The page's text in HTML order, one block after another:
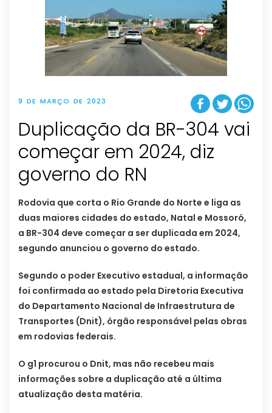
9 DE MARÇO DE 2023
Duplicação da BR-304 vai
começar em 2024, diz
governo do RN
Rodovia que corta o Rio Grande do Norte e liga as
duas maiores cidades do estado, Natal e Mossoró,
a BR-304 deve começar a ser duplicada em 2024,
segundo anunciou o governo do estado.
Segundo o poder Executivo estadual, a informação
foi confirmada ao estado pela Diretoria Executiva
do Departamento Nacional de Infraestrutura de
Transportes (Dnit), órgão responsável pelas obras
em rodovias federais.
O g1 procurou o Dnit, mas não recebeu mais
informações sobre a duplicação até a última
atualização desta matéria.